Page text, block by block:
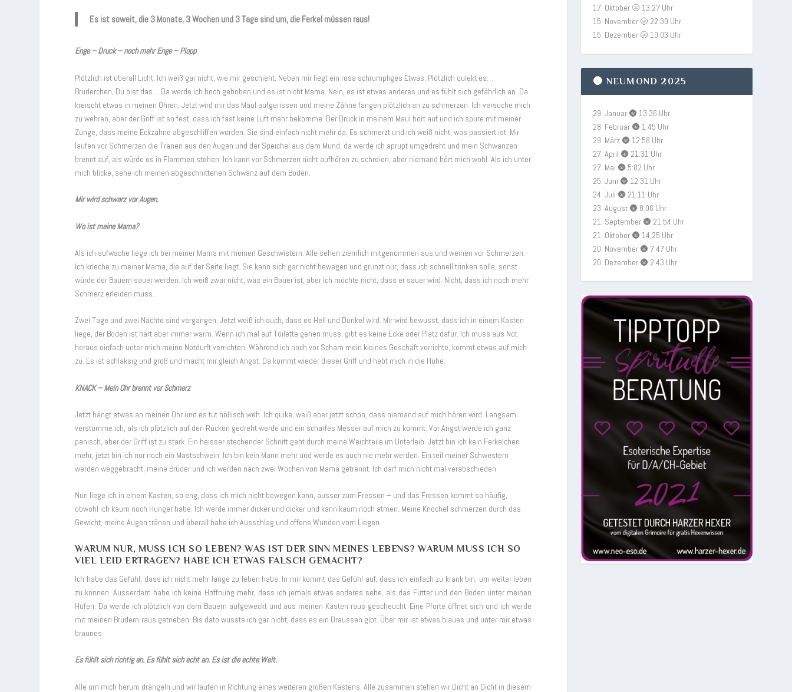
Es ist soweit, die 3 Monate, 3 Wochen und 3 Tage sind um, die Ferkel müssen raus!
Enge – Druck – noch mehr Enge – Plopp
Plötzlich ist überall Licht. Ich weiß gar nicht, wie mir geschieht. Neben mir liegt ein rosa schrumpliges Etwas. Plötzlich quiekt es…
Brüderchen, Du bist das… Da werde ich hoch gehoben und es ist nicht Mama. Nein, es ist etwas anderes und es fühlt sich gefährlich an. Da
kreischt etwas in meinen Ohren. Jetzt wird mir das Maul aufgerissen und meine Zähne fangen plötzlich an zu schmerzen. Ich versuche mich
zu wehren, aber der Griff ist so fest, dass ich fast keine Luft mehr bekomme. Der Druck in meinem Maul hört auf und ich spüre mit meiner
Zunge, dass meine Eckzähne abgeschliffen wurden. Sie sind einfach nicht mehr da. Es schmerzt und ich weiß nicht, was passiert ist. Mir
laufen vor Schmerzen die Tränen aus den Augen und der Speichel aus dem Mund, da werde ich aprupt umgedreht und mein Schwänzen
brennt auf, als würde es in Flammen stehen. Ich kann vor Schmerzen nicht aufhören zu schreien, aber niemand hört mich wohl. Als ich unter
mich blicke, sehe ich meinen abgeschnittenen Schwanz auf dem Boden.
Mir wird schwarz vor Augen.
Wo ist meine Mama?
Als ich aufwache liege ich bei meiner Mama mit meinen Geschwistern. Alle sehen ziemlich mitgenommen aus und weinen vor Schmerzen.
Ich krieche zu meiner Mama, die auf der Seite liegt. Sie kann sich gar nicht bewegen und grunzt nur, dass ich schnell trinken solle, sonst
würde der Bauern sauer werden. Ich weiß zwar nicht, was ein Bauer ist, aber ich möchte nicht, dass er sauer wird. Nicht, dass ich noch mehr
Schmerz erleiden muss.
Zwei Tage und zwei Nächte sind vergangen. Jetzt weiß ich auch, dass es Hell und Dunkel wird. Mir wird bewusst, dass ich in einem Kasten
liege, der Boden ist hart aber immer warm. Wenn ich mal auf Toilette gehen muss, gibt es keine Ecke oder Platz dafür. Ich muss aus Not
heraus einfach unter mich meine Notdurft verrichten. Während ich noch vor Scham mein kleines Geschäft verrichte, kommt etwas auf mich
zu. Es ist schlaksig und groß und macht mir gleich Angst. Da kommt wieder dieser Griff und hebt mich in die Höhe.
KNACK – Mein Ohr brennt vor Schmerz
Jetzt hängt etwas an meinen Ohr und es tut höllisch weh. Ich quike, weiß aber jetzt schon, dass niemand auf mich hören wird. Langsam
verstumme ich, als ich plötzlich auf den Rücken gedreht werde und ein scharfes Messer auf mich zu kommt. Vor Angst werde ich ganz
panisch, aber der Griff ist zu stark. Ein heisser stechender Schnitt geht durch meine Weichteile im Unterleib. Jetzt bin ich kein Ferkelchen
mehr, jetzt bin ich nur noch ein Mastschwein. Ich bin kein Mann mehr und werde es auch nie mehr werden. Ein teil meiner Schwestern
werden weggebracht, meine Brüder und ich werden nach zwei Wochen von Mama getrennt. Ich darf mich nicht mal verabschieden.
Nun liege ich in einem Kasten, so eng, dass ich mich nicht bewegen kann, ausser zum Fressen – und das Fressen kommt so häufig,
obwohl ich kaum noch Hunger habe. Ich werde immer dicker und dicker und kann kaum noch atmen. Meine Knöchel schmerzen durch das
Gewicht, meine Augen tränen und überall habe ich Ausschlag und offene Wunden vom Liegen.
WARUM NUR, MUSS ICH SO LEBEN? WAS IST DER SINN MEINES LEBENS? WARUM MUSS ICH SO
VIEL LEID ERTRAGEN? HABE ICH ETWAS FALSCH GEMACHT?
Ich habe das Gefühl, dass ich nicht mehr lange zu leben habe. In mir kommt das Gefühl auf, dass ich einfach zu krank bin, um weiter leben
zu können. Ausserdem habe ich keine Hoffnung mehr, dass ich jemals etwas anderes sehe, als das Futter und den Boden unter meinen
Hufen. Da werde ich plötzlich von dem Bauern aufgeweckt und aus meinen Kasten raus gescheucht. Eine Pforte öffnet sich und ich werde
mit meinen Brüdern raus getrieben. Bis dato wusste ich gar nicht, dass es ein Draussen gibt. Über mir ist etwas blaues und unter mir etwas
braunes.
Es fühlt sich richtig an. Es fühlt sich echt an. Es ist die echte Welt.
Alle um mich herum drängeln und wir laufen in Richtung eines weiteren großen Kastens. Alle zusammen stehen wir Dicht an Dicht in diesem
17. Oktober 🌝 13:27 Uhr
15. November 🌝 22:30 Uhr
15. Dezember 🌝 10:03 Uhr
🌚 NEUMOND 2025
29. Januar 🌚 13:36 Uhr
28. Februar 🌚 1:45 Uhr
29. März 🌚 12:58 Uhr
27. April 🌚 21:31 Uhr
27. Mai 🌚 5:02 Uhr
25. Juni 🌚 12:31 Uhr
24. Juli 🌚 21:11 Uhr
23. August 🌚 8:06 Uhr
21. September 🌚 21:54 Uhr
21. Oktober 🌚 14:25 Uhr
20. November 🌚 7:47 Uhr
20. Dezember 🌚 2:43 Uhr